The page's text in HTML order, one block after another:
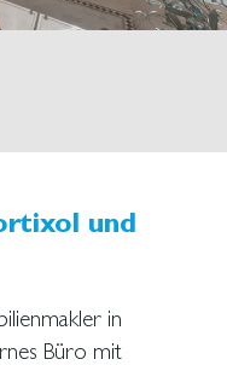
und
in
Büro mit